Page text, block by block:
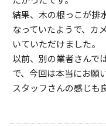
結果、木の根っこが排
なっていたようで、カ
いていただけました。
以前、別の業者さんで
で、今回は本当にお願
スタッフさんの感じも